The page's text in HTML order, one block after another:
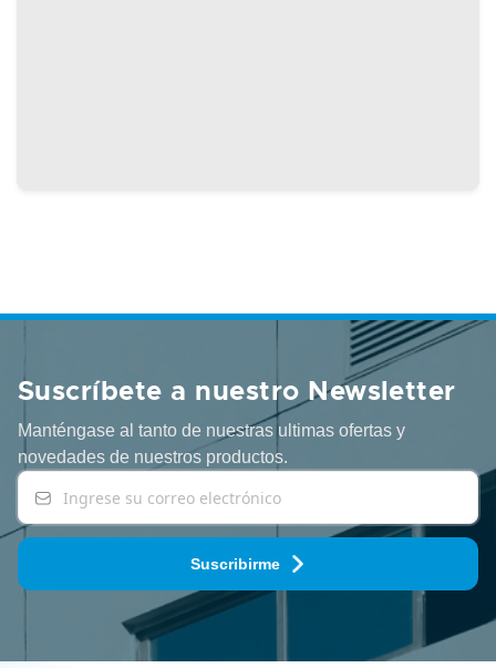
Suscríbete a nuestro Newsletter
Manténgase al tanto de nuestras ultimas ofertas y
novedades de nuestros productos.
Suscribirme